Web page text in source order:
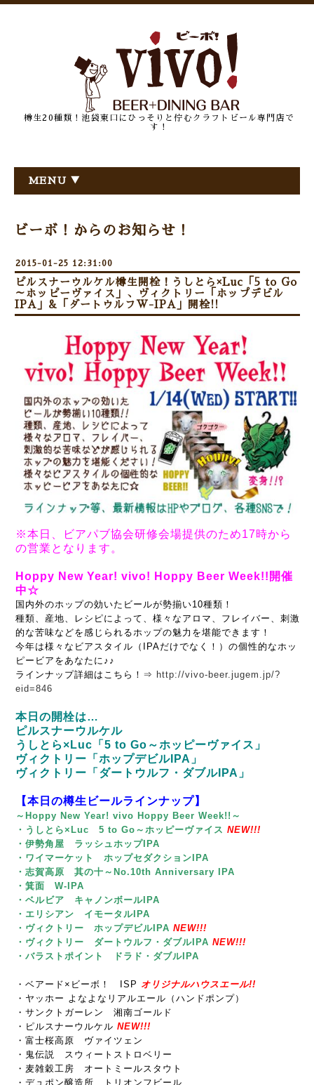
樽生20種類！池袋東口にひっそりと佇むクラフトビール専門店で
す！
MENU ▼
ビーボ！からのお知らせ！
2015-01-25 12:31:00
ピルスナーウルケル樽生開栓！うしとら×Luc「5 to Go
～ホッピーヴァイス」、ヴィクトリー「ホップデビル
IPA」&「ダートウルフW-IPA」開栓!!
※本日、ビアパブ協会研修会場提供のため17時から
の営業となります。
Hoppy New Year! vivo! Hoppy Beer Week!!開催
中☆
国内外のホップの効いたビールが勢揃い10種類！
種類、産地、レシピによって、様々なアロマ、フレイバー、刺激
的な苦味などを感じられるホップの魅力を堪能できます！
今年は様々なビアスタイル（IPAだけでなく！）の個性的なホッ
ピービアをあなたに♪♪
ラインナップ詳細はこちら！⇒ http://vivo-beer.jugem.jp/?
eid=846
本日の開栓は…
ピルスナーウルケル
うしとら×Luc「5 to Go～ホッピーヴァイス」
ヴィクトリー「ホップデビルIPA」
ヴィクトリー「ダートウルフ・ダブルIPA」
【本日の樽生ビールラインナップ】
～Hoppy New Year! vivo Hoppy Beer Week!!～
・うしとら×Luc 5 to Go～ホッピーヴァイス NEW!!!
・伊勢角屋 ラッシュホップIPA
・ワイマーケット ホップセダクションIPA
・志賀高原 其の十～No.10th Anniversary IPA
・箕面 W-IPA
・ベルビア キャノンボールIPA
・エリシアン イモータルIPA
・ヴィクトリー ホップデビルIPA NEW!!!
・ヴィクトリー ダートウルフ・ダブルIPA NEW!!!
・バラストポイント ドラド・ダブルIPA
・ベアード×ビーボ！ ISP オリジナルハウスエール!!
・ヤッホー よなよなリアルエール（ハンドポンプ）
・サンクトガーレン 湘南ゴールド
・ピルスナーウルケル NEW!!!
・富士桜高原 ヴァイツェン
・鬼伝説 スウィートストロベリー
・麦雑穀工房 オートミールスタウト
・デュポン醸造所 トリオンフビール